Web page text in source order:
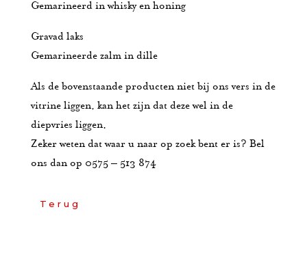
Gemarineerd in whisky en honing
Gravad laks
Gemarineerde zalm in dille
Als de bovenstaande producten niet bij ons vers in de
vitrine liggen, kan het zijn dat deze wel in de
diepvries liggen.
Zeker weten dat waar u naar op zoek bent er is? Bel
ons dan op 0575 – 513 874
Terug